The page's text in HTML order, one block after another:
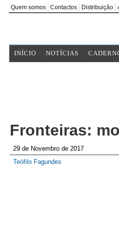
Quem somos Contactos Distribuição
INÍCIO NOTÍCIAS
Fronteiras:
29 de Novembro de 2017
Teófilo Fagundes